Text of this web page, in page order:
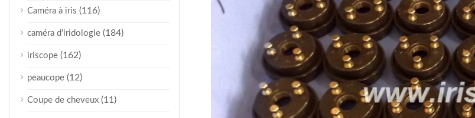
Caméra à iris (116)
caméra d'iridologie (184)
iriscope (162)
peaucope (12)
Coupe de cheveux (11)